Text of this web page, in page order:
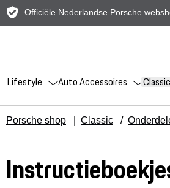
Officiële Nederlandse Porsche
Lifestyle Auto Accessoires Classic
Porsche shop Classic /